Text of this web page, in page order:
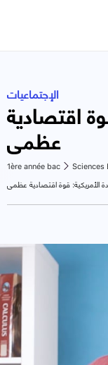
الإجتماعيات
اقتصادية
عظمى
1ère année bac Sciences
الأمريكية: قوة اقتصادية عظمى